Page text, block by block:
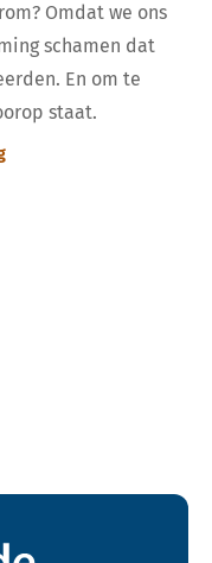
Omdat we ons
schamen dat
En om te
staat.